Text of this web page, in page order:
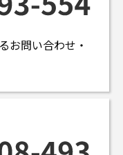
お問い合わせ・